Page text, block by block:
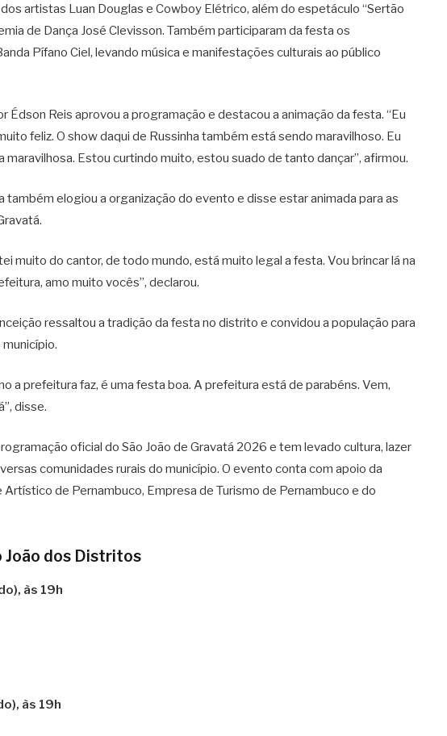
artistas Luan Douglas eCowboy Elétrico, além do espetáculo “Sertão
de Dança José Clevisson. Também participaram da festa os
Pífano Ciel, levando música e manifestações culturais ao público
Édson Reis aprovou a programação e destacou a animação da festa. “Eu
feliz. O show daqui de Russinha também está sendo maravilhoso. Eu
Estou curtindo muito, estou suado de tanto dançar”, afirmou.
também elogiou a organização do evento e disse estar animada para as
muito do cantor, de todo mundo, está muito legal a festa. Vou brincar lá na
amo muito vocês”, declarou.
ressaltou a tradição da festa no distrito e convidou a população para
a prefeitura faz, é uma festa boa. A prefeitura está de parabéns. Vem,
disse.
oficial do São João de Gravatá 2026 e tem levado cultura, lazer
comunidades rurais do município. O evento conta com apoio da
Artístico de Pernambuco, Empresa de Turismo de Pernambuco e do
João dos Distritos
às 19h
às 19h